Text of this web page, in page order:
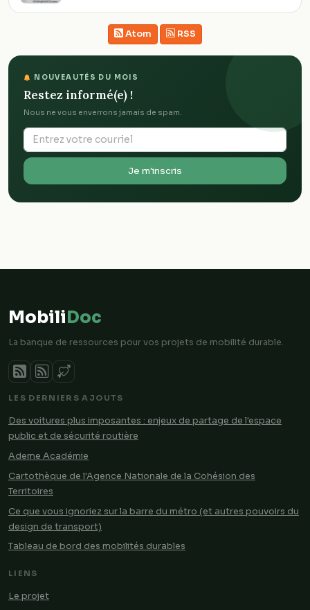
Atom RSS
NOUVEAUTÉS DU MOIS
Restez informé(e) !
Nous ne vous enverrons jamais de spam.
Je m'inscris
MobiliDoc
La banque de ressources pour vos projets de mobilité durable.
LES DERNIERS AJOUTS
Des voitures plus imposantes : enjeux de partage de l'espace
public et de sécurité routière
Ademe Académie
Cartothèque de l'Agence Nationale de la Cohésion des
Territoires
Ce que vous ignoriez sur la barre du métro (et autres pouvoirs du
design de transport)
Tableau de bord des mobilités durables
LIENS
Le projet